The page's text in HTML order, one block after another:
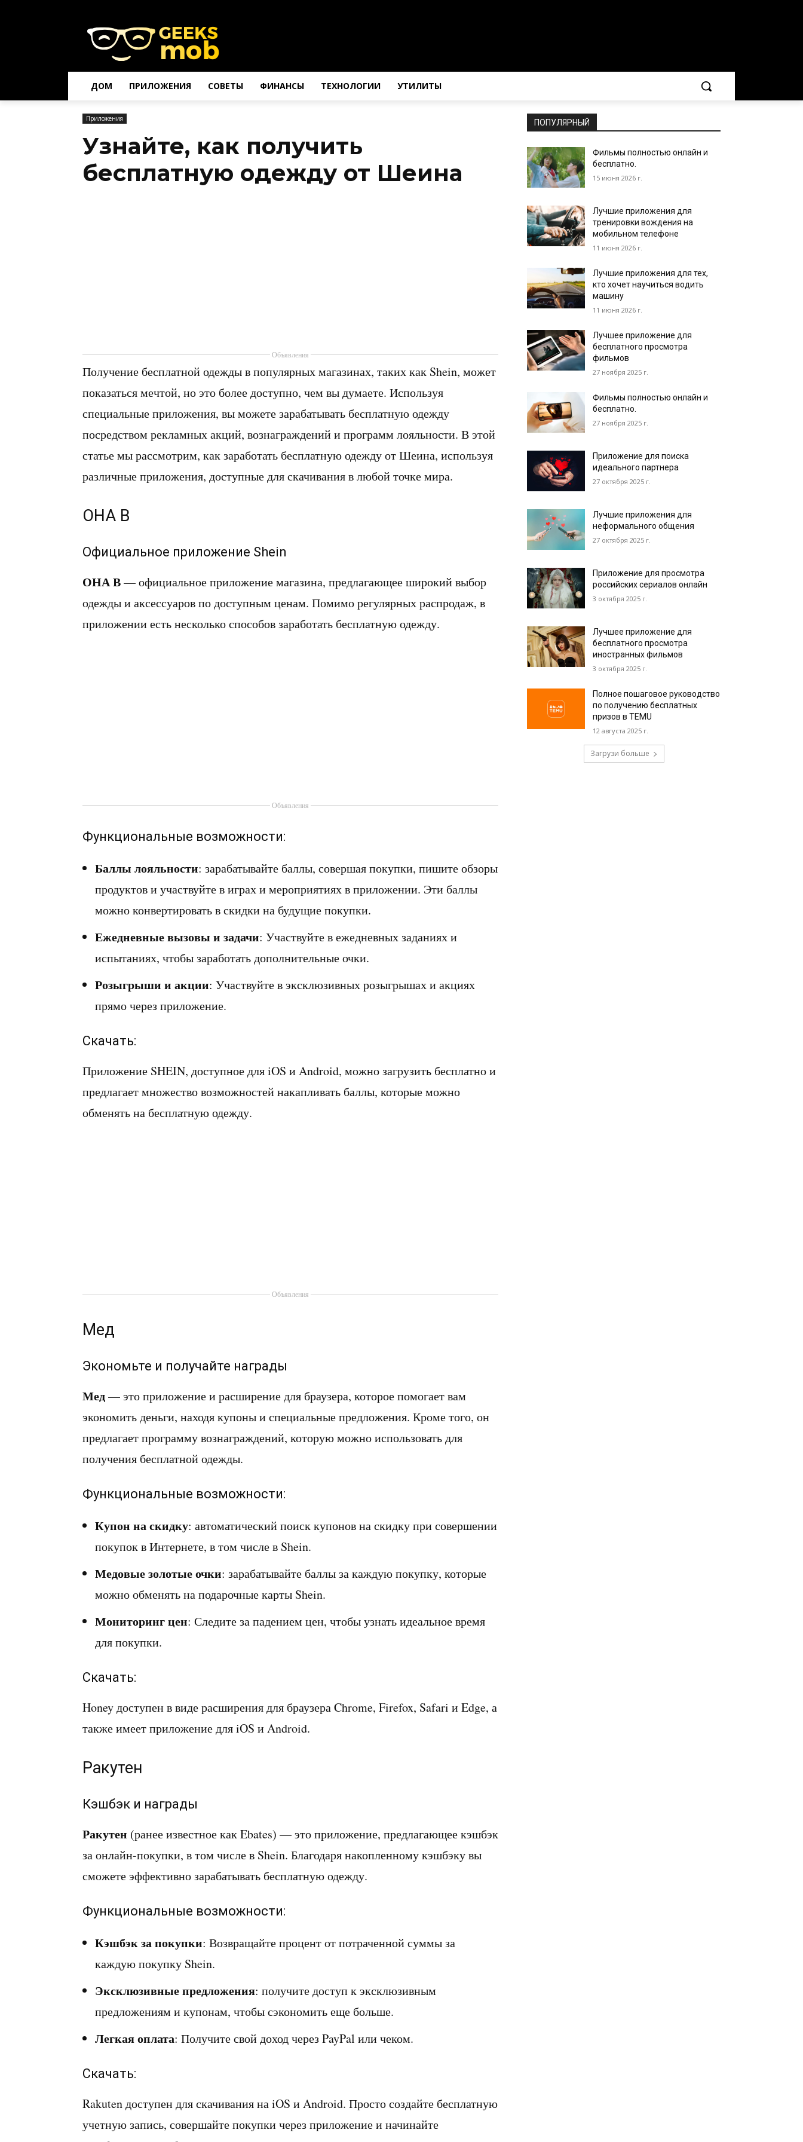
ДОМ ПРИЛОЖЕНИЯ СОВЕТЫ ФИНАНСЫ ТЕХНОЛОГИИ УТИЛИТЫ
Приложения
Узнайте, как получить
бесплатную одежду от Шеина
Объявления
Получение бесплатной одежды в популярных магазинах, таких как Shein, может
показаться мечтой, но это более доступно, чем вы думаете. Используя
специальные приложения, вы можете зарабатывать бесплатную одежду
посредством рекламных акций, вознаграждений и программ лояльности. В этой
статье мы рассмотрим, как заработать бесплатную одежду от Шеина, используя
различные приложения, доступные для скачивания в любой точке мира.
ОНА В
Официальное приложение Shein
ОНА В— официальное приложение магазина, предлагающее широкий выбор
одежды и аксессуаров по доступным ценам. Помимо регулярных распродаж, в
приложении есть несколько способов заработать бесплатную одежду.
Объявления
Функциональные возможности:
Баллы лояльности: зарабатывайте баллы, совершая покупки, пишите обзоры
продуктов и участвуйте в играх и мероприятиях в приложении. Эти баллы
можно конвертировать в скидки на будущие покупки.
Ежедневные вызовы и задачи: Участвуйте в ежедневных заданиях и
испытаниях, чтобы заработать дополнительные очки.
Розыгрыши и акции: Участвуйте в эксклюзивных розыгрышах и акциях
прямо через приложение.
Скачать:
Приложение SHEIN, доступное для iOS и Android, можно загрузить бесплатно и
предлагает множество возможностей накапливать баллы, которые можно
обменять на бесплатную одежду.
Объявления
Мед
Экономьте и получайте награды
Мед— это приложение и расширение для браузера, которое помогает вам
экономить деньги, находя купоны и специальные предложения. Кроме того, он
предлагает программу вознаграждений, которую можно использовать для
получения бесплатной одежды.
Функциональные возможности:
Купон на скидку: автоматический поиск купонов на скидку при совершении
покупок в Интернете, в том числе в Shein.
Медовые золотые очки: зарабатывайте баллы за каждую покупку, которые
можно обменять на подарочные карты Shein.
Мониторинг цен: Следите за падением цен, чтобы узнать идеальное время
для покупки.
Скачать:
Honey доступен в виде расширения для браузера Chrome, Firefox, Safari и Edge, а
также имеет приложение для iOS и Android.
Ракутен
Кэшбэк и награды
Ракутен (ранее известное как Ebates) — это приложение, предлагающее кэшбэк
за онлайн-покупки, в том числе в Shein. Благодаря накопленному кэшбэку вы
сможете эффективно зарабатывать бесплатную одежду.
Функциональные возможности:
Кэшбэк за покупки: Возвращайте процент от потраченной суммы за
каждую покупку Shein.
Эксклюзивные предложения: получите доступ к эксклюзивным
предложениям и купонам, чтобы сэкономить еще больше.
Легкая оплата: Получите свой доход через PayPal или чеком.
Скачать:
Rakuten доступен для скачивания на iOS и Android. Просто создайте бесплатную
учетную запись, совершайте покупки через приложение и начинайте
ПОПУЛЯРНЫЙ
Фильмы полностью онлайн и
бесплатно.
15 июня 2026 г.
Лучшие приложения для
тренировки вождения на
мобильном телефоне
11 июня 2026 г.
Лучшие приложения для тех,
кто хочет научиться водить
машину
11 июня 2026 г.
Лучшее приложение для
бесплатного просмотра
фильмов
27 ноября 2025 г.
Фильмы полностью онлайн и
бесплатно.
27 ноября 2025 г.
Приложение для поиска
идеального партнера
27 октября 2025 г.
Лучшие приложения для
неформального общения
27 октября 2025 г.
Приложение для просмотра
российских сериалов онлайн
3 октября 2025 г.
Лучшее приложение для
бесплатного просмотра
иностранных фильмов
3 октября 2025 г.
Полное пошаговое руководство
по получению бесплатных
призов в TEMU
12 августа 2025 г.
Загрузи больше